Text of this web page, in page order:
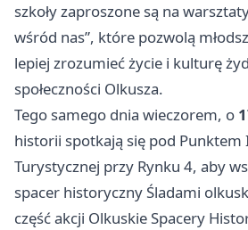
szkoły zaproszone są na
wśród nas”, które pozwolą
lepiej zrozumieć życie i kulturę
społeczności Olkusza.
Tego samego dnia wieczorem, o
historii spotkają się pod
Turystycznej przy Rynku 4, aby
spacer historyczny Śladami
część akcji Olkuskie Spacery